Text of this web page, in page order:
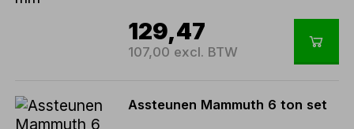
129,47
107,00 excl. BTW
Assteunen Mammuth 6 ton set